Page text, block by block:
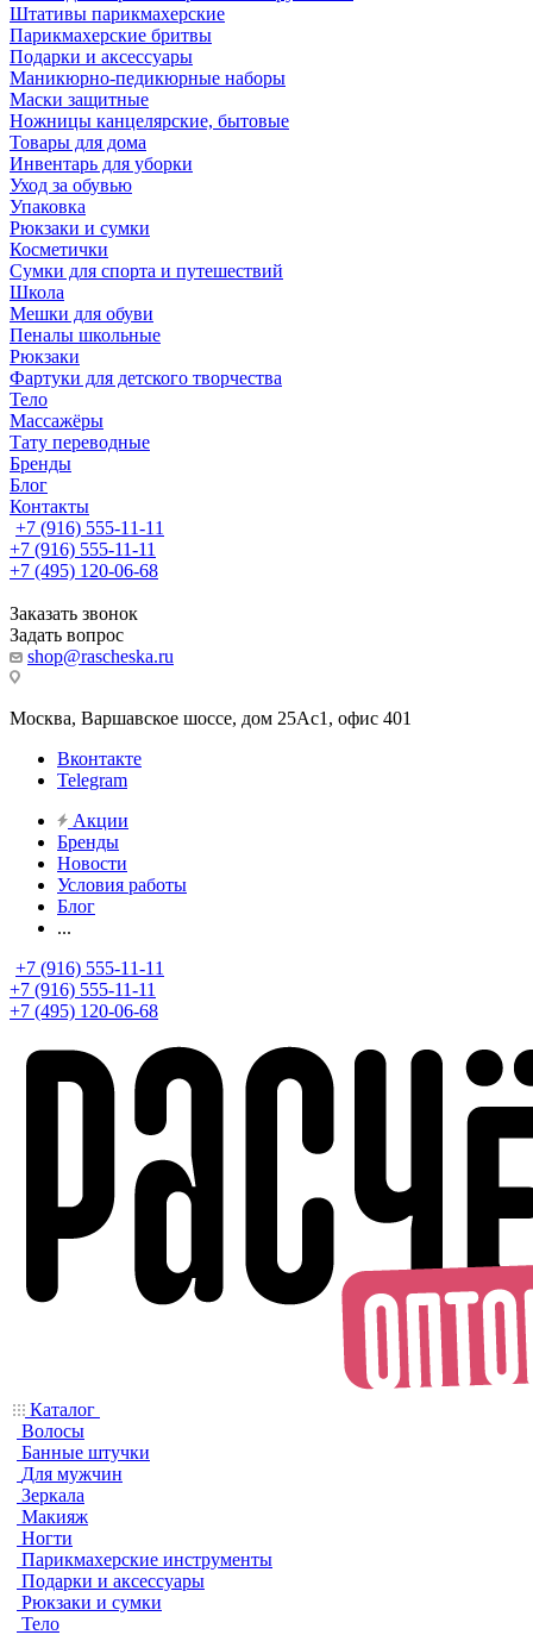
Штативы парикмахерские
Парикмахерские бритвы
Подарки и аксессуары
Маникюрно-педикюрные наборы
Маски защитные
Ножницы канцелярские, бытовые
Товары для дома
Инвентарь для уборки
Уход за обувью
Упаковка
Рюкзаки и сумки
Косметички
Сумки для спорта и путешествий
Школа
Мешки для обуви
Пеналы школьные
Рюкзаки
Фартуки для детского творчества
Тело
Массажёры
Тату переводные
Бренды
Блог
Контакты
+7 (916) 555-11-11
+7 (916) 555-11-11
+7 (495) 120-06-68
Заказать звонок
Задать вопрос
shop@rascheska.ru
Москва, Варшавское шоссе, дом 25Аc1, офис 401
Вконтакте
Telegram
Акции
Бренды
Новости
Условия работы
Блог
...
+7 (916) 555-11-11
+7 (916) 555-11-11
+7 (495) 120-06-68
Каталог
Волосы
Банные штучки
Для мужчин
Зеркала
Макияж
Ногти
Парикмахерские инструменты
Подарки и аксессуары
Рюкзаки и сумки
Тело